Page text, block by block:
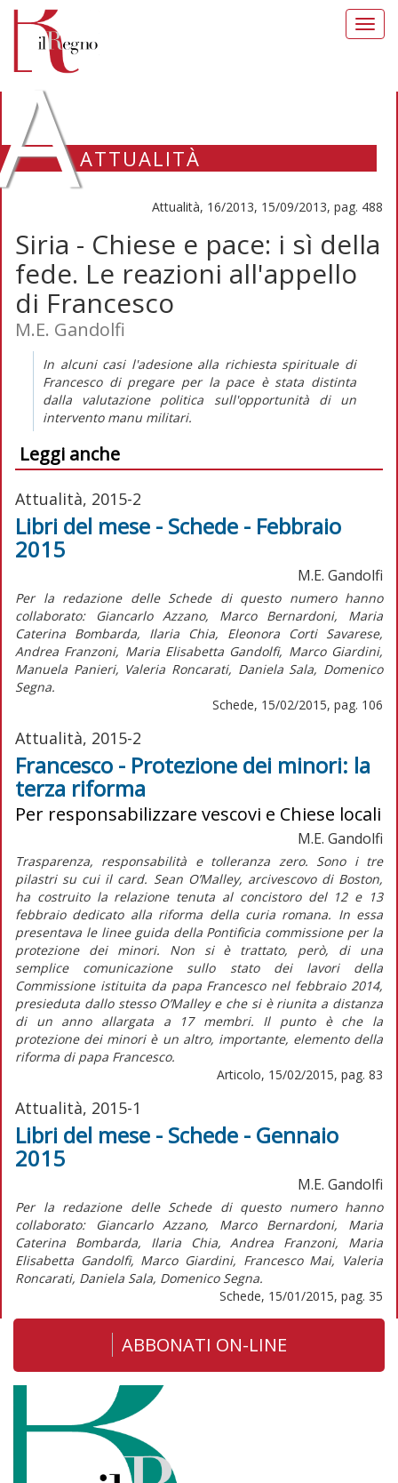
ATTUALITÀ
Attualità, 16/2013, 15/09/2013, pag. 488
Siria - Chiese e pace: i sì della
fede. Le reazioni all'appello
di Francesco
M.E. Gandolfi
In alcuni casi l'adesione alla richiesta spirituale di
Francesco di pregare per la pace è stata distinta
dalla valutazione politica sull'opportunità di un
intervento manu militari.
Leggi anche
Attualità, 2015-2
Libri del mese - Schede - Febbraio
2015
M.E. Gandolfi
Per la redazione delle Schede di questo numero hanno
collaborato: Giancarlo Azzano, Marco Bernardoni, Maria
Caterina Bombarda, Ilaria Chia, Eleonora Corti Savarese,
Andrea Franzoni, Maria Elisabetta Gandolfi, Marco Giardini,
Manuela Panieri, Valeria Roncarati, Daniela Sala, Domenico
Segna.
Schede, 15/02/2015, pag. 106
Attualità, 2015-2
Francesco - Protezione dei minori: la
terza riforma
Per responsabilizzare vescovi e Chiese locali
M.E. Gandolfi
Trasparenza, responsabilità e tolleranza zero. Sono i tre
pilastri su cui il card. Sean O’Malley, arcivescovo di Boston,
ha costruito la relazione tenuta al concistoro del 12 e 13
febbraio dedicato alla riforma della curia romana. In essa
presentava le linee guida della Pontificia commissione per la
protezione dei minori. Non si è trattato, però, di una
semplice comunicazione sullo stato dei lavori della
Commissione istituita da papa Francesco nel febbraio 2014,
presieduta dallo stesso O’Malley e che si è riunita a distanza
di un anno allargata a 17 membri. Il punto è che la
protezione dei minori è un altro, importante, elemento della
riforma di papa Francesco.
Articolo, 15/02/2015, pag. 83
Attualità, 2015-1
Libri del mese - Schede - Gennaio
2015
M.E. Gandolfi
Per la redazione delle Schede di questo numero hanno
collaborato: Giancarlo Azzano, Marco Bernardoni, Maria
Caterina Bombarda, Ilaria Chia, Andrea Franzoni, Maria
Elisabetta Gandolfi, Marco Giardini, Francesco Mai, Valeria
Roncarati, Daniela Sala, Domenico Segna.
Schede, 15/01/2015, pag. 35
ABBONATI ON-LINE